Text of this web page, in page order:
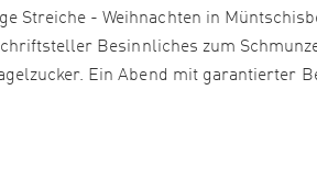
Streiche - Weihnachten in
Besinnliches zum
Ein Abend mit garantierter